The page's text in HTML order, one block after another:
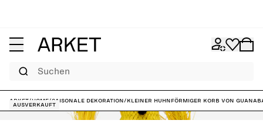
Suchen
ARKET/Home/Saisonale Dekoration/Kleiner huhnförmiger Korb von
Ausverkauft